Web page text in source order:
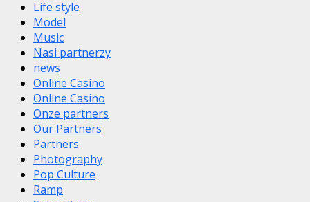
Life style
Model
Music
Nasi partnerzy
news
Online Casino
Online Casino
Onze partners
Our Partners
Partners
Photography
Pop Culture
Ramp